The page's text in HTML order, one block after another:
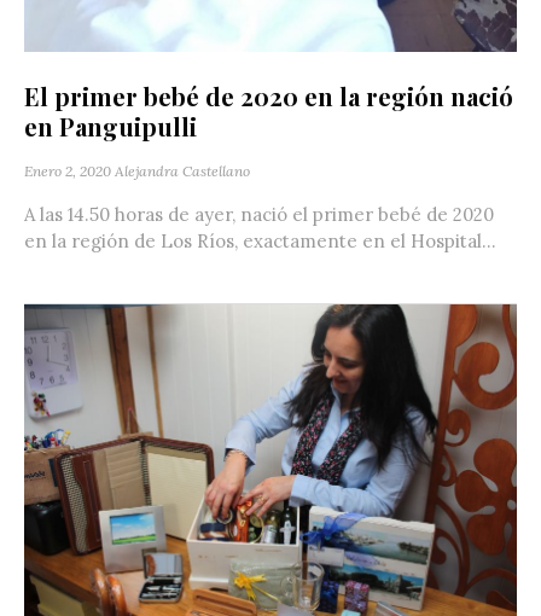
El primer bebé de 2020 en la región nació
en Panguipulli
Enero 2, 2020 Alejandra Castellano
A las 14.50 horas de ayer, nació el primer bebé de 2020
en la región de Los Ríos, exactamente en el Hospital...